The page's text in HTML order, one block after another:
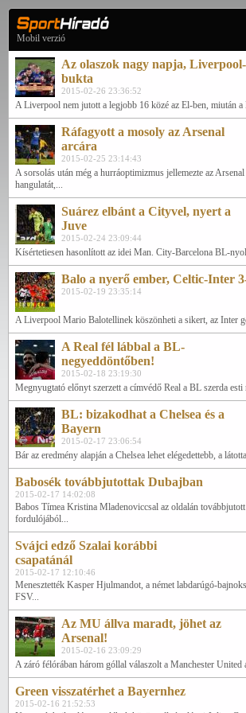
Mobil verzió
Az olaszok nagy napja, Liverpool-
bukta
2015-02-26 23:36:52
A Liverpool nem jutott a legjobb 16 közé az El-ben, miután a
Ráfagyott a mosoly az Arsenal
arcára
2015-02-25 23:14:43
A sorsolás után még a hurráoptimizmus jellemezte az
hangulatát,...
Suárez elbánt a Cityvel, nyert a
Juve
2015-02-24 23:09:44
Kísértetiesen hasonlított az idei Man. City-Barcelona BL-
Balo a nyerő ember, Celtic-Inter
2015-02-19 23:35:14
A Liverpool Mario Balotellinek köszönheti a sikert, az Inter
A Real fél lábbal a BL-
negyeddöntőben!
2015-02-18 23:19:30
Megnyugtató előnyt szerzett a címvédő Real a BL szerda
BL: bizakodhat a Chelsea és a
Bayern
2015-02-17 23:06:54
Bár az eredmény alapján a Chelsea lehet elégedettebb, a
Babosék továbbjutottak Dubajban
2015-02-17 14:02:08
Babos Tímea Kristina Mladenoviccsal az oldalán
fordulójából...
Svájci edző Szalai korábbi
csapatánál
2015-02-17 12:10:46
Menesztették Kasper Hjulmandot, a német labdarúgó-
FSV...
Az MU állva maradt, jöhet az
Arsenal!
2015-02-16 23:09:29
A záró félórában három góllal válaszolt a Manchester United
Green visszatérhet a Bayernhez
2015-02-16 21:52:53